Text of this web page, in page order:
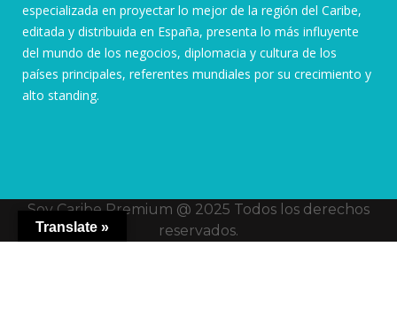
especializada en proyectar lo mejor de la región del Caribe,
editada y distribuida en España, presenta lo más influyente
del mundo de los negocios, diplomacia y cultura de los
países principales, referentes mundiales por su crecimiento y
alto standing.
Soy Caribe Premium @ 2025 Todos los derechos
reservados.
Translate »